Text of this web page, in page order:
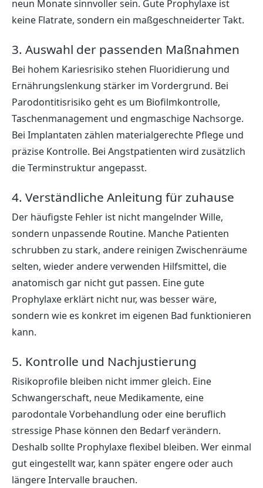
neun Monate sinnvoller sein. Gute Prophylaxe ist
keine Flatrate, sondern ein maßgeschneiderter Takt.
3. Auswahl der passenden Maßnahmen
Bei hohem Kariesrisiko stehen Fluoridierung und
Ernährungslenkung stärker im Vordergrund. Bei
Parodontitisrisiko geht es um Biofilmkontrolle,
Taschenmanagement und engmaschige Nachsorge.
Bei Implantaten zählen materialgerechte Pflege und
präzise Kontrolle. Bei Angstpatienten wird zusätzlich
die Terminstruktur angepasst.
4. Verständliche Anleitung für zuhause
Der häufigste Fehler ist nicht mangelnder Wille,
sondern unpassende Routine. Manche Patienten
schrubben zu stark, andere reinigen Zwischenräume
selten, wieder andere verwenden Hilfsmittel, die
anatomisch gar nicht gut passen. Eine gute
Prophylaxe erklärt nicht nur, was besser wäre,
sondern wie es konkret im eigenen Bad funktionieren
kann.
5. Kontrolle und Nachjustierung
Risikoprofile bleiben nicht immer gleich. Eine
Schwangerschaft, neue Medikamente, eine
parodontale Vorbehandlung oder eine beruflich
stressige Phase können den Bedarf verändern.
Deshalb sollte Prophylaxe flexibel bleiben. Wer einmal
gut eingestellt war, kann später engere oder auch
längere Intervalle brauchen.